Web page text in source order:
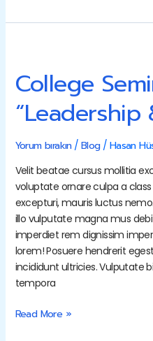
College
“Leadership
Yorum bırakın / Blog/ Hasan
Velit beatae cursus mollitia
voluptate ornare culpa a
excepturi, mauris luctus
illo vulputate magna mus
imperdiet rem dignissim
lorem! Posuere hendrerit
incididunt ultricies. Vulputate
tempora
&
Works”
Read More »